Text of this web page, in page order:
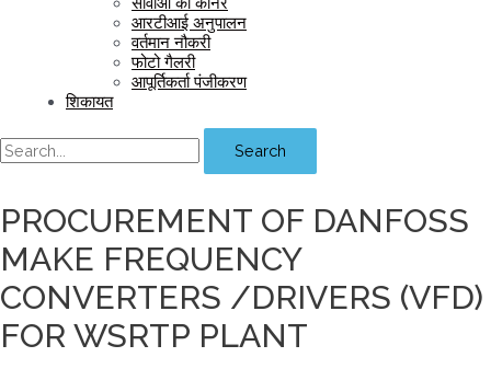
आरटीआई अनुपालन
वर्तमान नौकरी
फोटो गैलरी
आपूर्तिकर्ता पंजीकरण
शिकायत
Search
PROCUREMENT OF DANFOSS
MAKE FREQUENCY
CONVERTERS /DRIVERS (VFD)
FOR WSRTP PLANT